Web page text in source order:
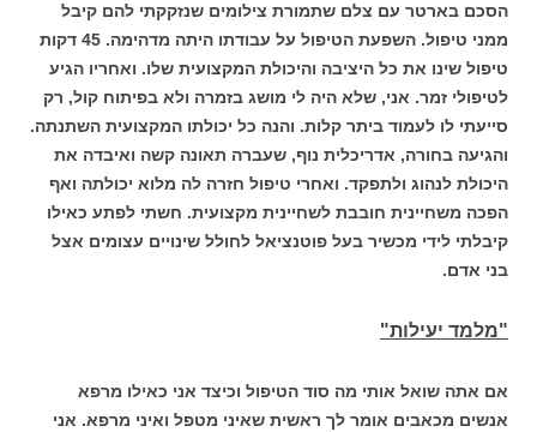
הסכם בארטר עם צלם שתמורת צילומים שנזקקתי להם קיבל
ממני טיפול. השפעת הטיפול על עבודתו היתה מדהימה. 45 דקות
טיפול שינו את כל היציבה והיכולת המקצועית שלו. ואחריו הגיע
לטיפולי זמר. אני, שלא היה לי מושג בזמרה ולא בפיתוח קול, רק
סייעתי לו לעמוד ביתר קלות. והנה כל יכולתו המקצועית השתנתה.
והגיעה בחורה, אדריכלית נוף, שעברה תאונה קשה ואיבדה את
היכולת לנהוג ולתפקד. ואחרי טיפול חזרה לה מלוא יכולתה ואף
הפכה משחיינית חובבת לשחיינית מקצועית. חשתי לפתע כאילו
קיבלתי לידי מכשיר בעל פוטנציאל לחולל שינויים עצומים אצל
בני אדם.
"מלמד יעילות"
אם אתה שואל אותי מה סוד הטיפול וכיצד אני כאילו מרפא
אנשים מכאבים אומר לך ראשית שאיני מטפל ואיני מרפא. אני